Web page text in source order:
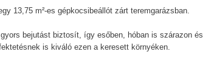
13,75 m²-es gépkocsibeállót zárt teremgarázsban.
bejutást biztosít, így esőben, hóban is szárazon és
is kiváló ezen a keresett környéken.